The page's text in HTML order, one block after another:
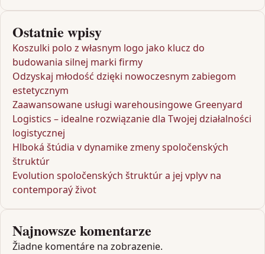
Ostatnie wpisy
Koszulki polo z własnym logo jako klucz do
budowania silnej marki firmy
Odzyskaj młodość dzięki nowoczesnym zabiegom
estetycznym
Zaawansowane usługi warehousingowe Greenyard
Logistics – idealne rozwiązanie dla Twojej działalności
logistycznej
Hlboká štúdia v dynamike zmeny spoločenských
štruktúr
Evolution spoločenských štruktúr a jej vplyv na
contemporaý život
Najnowsze komentarze
Žiadne komentáre na zobrazenie.